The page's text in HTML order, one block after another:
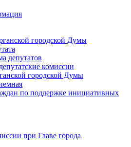
городской Думы
депутатов
комиссии
городской Думы
по поддержке инициативных
при Главе города